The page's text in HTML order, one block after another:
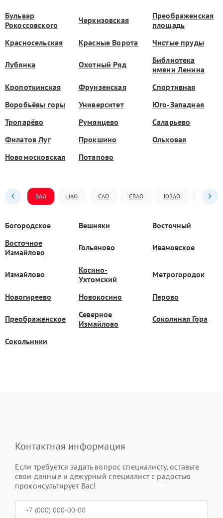
Бульвар
Рокоссовского
Черкизовская
Преображенская
площадь
Красносельская
Красные Ворота Чистые пруды
Лубянка Охотный Ряд
Библиотека
имени Ленина
Кропоткинская
Фрунзенская
Спортивная
Воробьёвы горы
Университет
Юго-Западная
Тропарёво
Румянцево
Саларьево
Филатов Луг
Прокшино
Ольховая
Новомосковская
Потапово
ВАО ЦАО САО СВАО ЮВАО ЮАО
Богородское Вешняки
Восточный
Восточное
Измайлово
Гольяново Ивановское
Измайлово
Косино-
Ухтомский
Метрогородок
Новогиреево Новокосино Перово
Преображенское
Северное
Измайлово
Соколиная Гора
Сокольники
Контактная информация
Если требуется задать вопрос специалисту, оставьте
свои данные и дежурный специалист с радостью
проконсультирует Вас!